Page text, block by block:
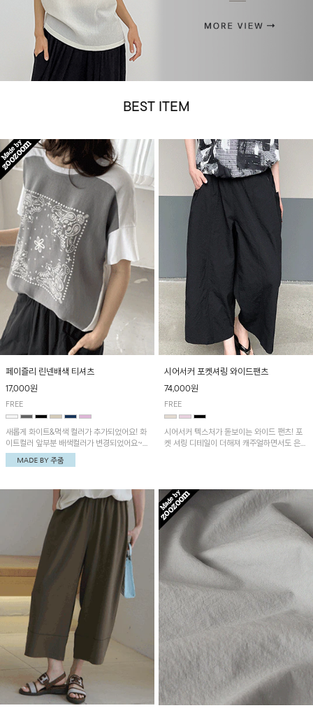
BEST ITEM
페이즐리 린넨배색 티셔츠
17,000원
FREE
새롭게 화이트&먹색 컬러가 추가되었어요! 화
이트컬러 앞부분 배색컬러가 변경되었어요~
중앙 린넨배색으로 유니크하면서 페이즐리 패
턴으로 감각적인 분위기를 연출이 가능한 티셔
시어서커 포켓셔링 와이드팬츠
74,000원
FREE
시어서커 텍스처가 돋보이는 와이드 팬츠! 포
켓 셔링 디테일이 더해져 캐주얼하면서도 은은
아이템으로 활용하기 좋아요~